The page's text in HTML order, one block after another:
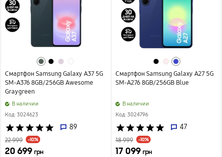
Смартфон Samsung Galaxy A37 5G
SM-A376 8GB/256GB Awesome
Graygreen
B наличии
Код: 3024623
star star star star star 89
22 999 -10%
20 699 грн
Смартфон Samsung Galaxy A27 5G
SM-A276 8GB/256GB Blue
B наличии
Код: 3024796
star star star star star 47
18 999 -10%
17 099 грн